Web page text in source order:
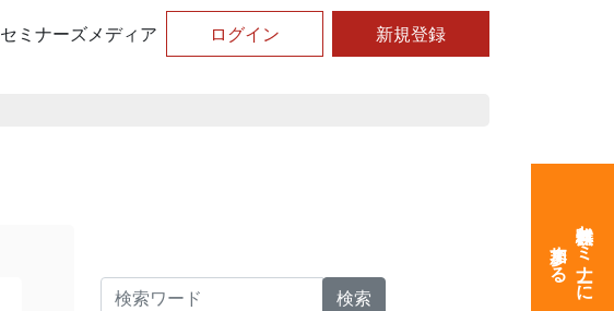
セミナーズメディア ログイン 新規登録
検索
無料体験セミナーに
参加する